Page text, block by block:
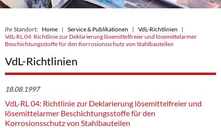
Ihr Standort: Home Service & Publikationen
VdL-Richtlinien
VdL-RL 04: Richtlinie zur Deklarierung lösemittelfreier und lösemittelarmer
Beschichtungsstoffe für den Korrosionsschutz von Stahlbauteilen
VdL-Richtlinien
18.08.1997
VdL-RL 04: Richtlinie zur Deklarierung lösemittelfreier und
lösemittelarmer Beschichtungsstoffe für den
Korrosionsschutz von Stahlbauteilen